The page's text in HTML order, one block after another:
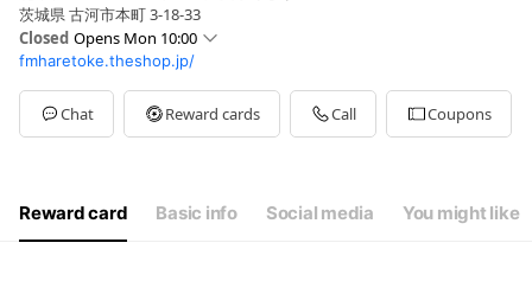
茨城県 古河市本町 3-18-33
Closed Opens Mon 10:00
SunClosed
Mon10:00 - 19:00
Tue10:00 - 19:00
Wed10:00 - 19:00
定休：日曜、不定休（時短、不定休をいただくことがあります）
fmharetoke.theshop.jp/
Chat Reward cards Call Coupons
Reward card Basic info Social media You might like